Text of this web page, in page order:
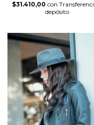
$31.410,00 con
depósito